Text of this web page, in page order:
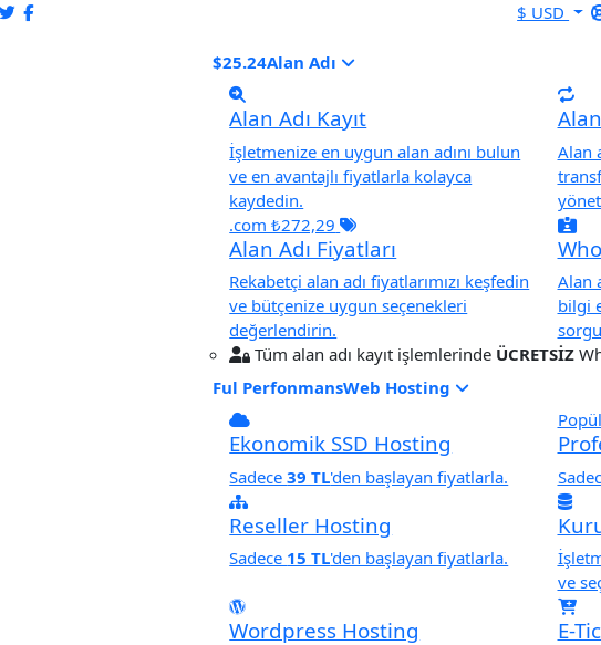
$ USD
$25.24Alan Adı
Alan Adı Kayıt
İşletmenize en uygun alan adını bulun
ve en avantajlı fiyatlarla kolayca
kaydedin.
Alan
.com ₺272,29
Alan Adı Fiyatları
Rekabetçi alan adı fiyatlarımızı keşfedin
ve bütçenize uygun seçenekleri
değerlendirin.
Alan
bilgi
Tüm alan adı kayıt işlemlerinde ÜCRETSİZ
Ful PerfonmansWeb Hosting
Ekonomik SSD Hosting
Sadece39 TL'den başlayan fiyatlarla.
Reseller Hosting
Sadece 15 TL'den başlayan fiyatlarla.
ve
Wordpress Hosting E-